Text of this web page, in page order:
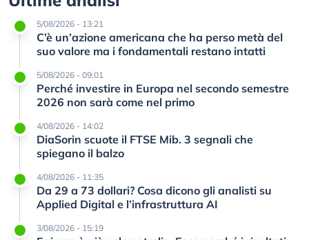
5/08/2026 - 13:21
C’è un’azione americana che ha perso metà del
suo valore ma i fondamentali restano intatti
5/08/2026 - 09:01
Perché investire in Europa nel secondo semestre
2026 non sarà come nel primo
4/08/2026 - 14:02
DiaSorin scuote il FTSE Mib. 3 segnali che
spiegano il balzo
4/08/2026 - 11:35
Da 29 a 73 dollari? Cosa dicono gli analisti su
Applied Digital e l’infrastruttura AI
3/08/2026 - 15:19